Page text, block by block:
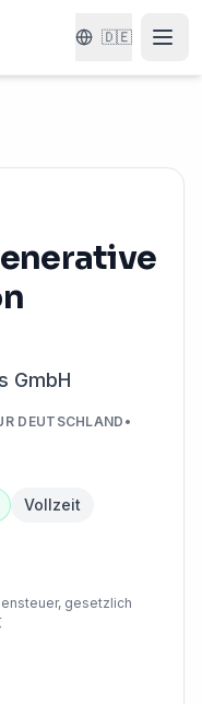
🇩🇪
GmbH
DEUTSCHLAND •
Vollzeit
gesetzlich